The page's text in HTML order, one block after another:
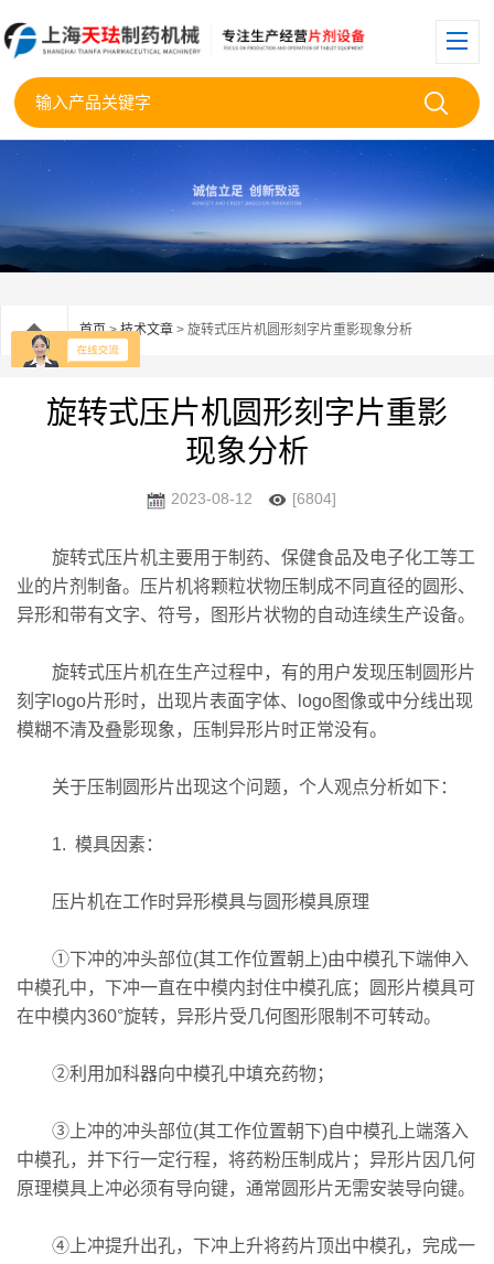
首页>技术文章 > 旋转式压片机圆形刻字片重影现象分析
旋转式压片机圆形刻字片重影
现象分析
2023-08-12 [6804]
旋转式压片机主要用于制药、保健食品及电子化工等工
业的片剂制备。压片机将颗粒状物压制成不同直径的圆形、
异形和带有文字、符号，图形片状物的自动连续生产设备。
旋转式压片机在生产过程中，有的用户发现压制圆形片
刻字logo片形时，出现片表面字体、logo图像或中分线出现
模糊不清及叠影现象，压制异形片时正常没有。
关于压制圆形片出现这个问题，个人观点分析如下：
1. 模具因素：
压片机在工作时异形模具与圆形模具原理
①下冲的冲头部位(其工作位置朝上)由中模孔下端伸入
中模孔中，下冲一直在中模内封住中模孔底；圆形片模具可
在中模内360°旋转，异形片受几何图形限制不可转动。
②利用加科器向中模孔中填充药物；
③上冲的冲头部位(其工作位置朝下)自中模孔上端落入
中模孔，并下行一定行程，将药粉压制成片；异形片因几何
原理模具上冲必须有导向键，通常圆形片无需安装导向键。
④上冲提升出孔，下冲上升将药片顶出中模孔，完成一